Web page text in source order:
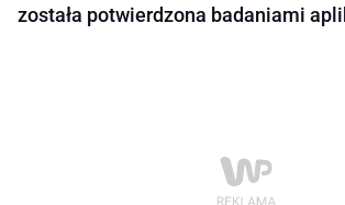
została potwierdzona badaniami